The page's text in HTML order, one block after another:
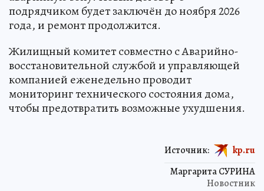
подрядчиком будет заключён до ноября 2026
года, и ремонт продолжится.
Жилищный комитет совместно с Аварийно-
восстановительной службой и управляющей
компанией еженедельно проводит
мониторинг технического состояния дома,
чтобы предотвратить возможные ухудшения.
Маргарита СУРИНА
Новостник
Источник: kp.ru